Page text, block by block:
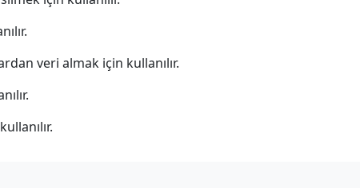
veri almak için kullanılır.